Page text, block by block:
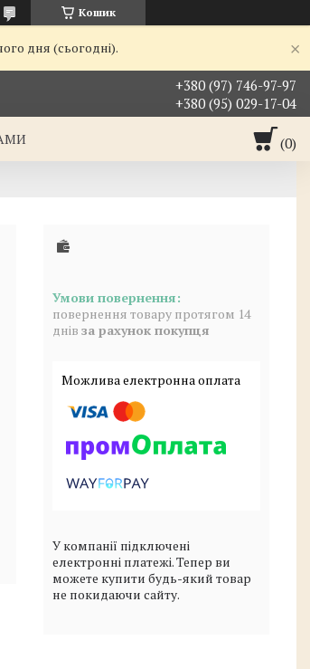
Кошик
дня (сьогодні).
+380 (97) 746-97-97
+380 (95) 029-17-04
повернення товару протягом 14
днів за рахунок покупця
У компанії підключені
електронні платежі. Тепер ви
можете купити будь-який товар
не покидаючи сайту.